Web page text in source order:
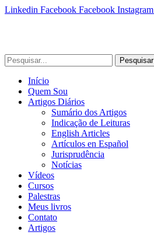
Linkedin Facebook Facebook Instagram
Pesquisar
Início
Quem Sou
Artigos Diários
Sumário dos Artigos
Indicação de Leituras
English Articles
Artículos en Español
Jurisprudência
Notícias
Vídeos
Cursos
Palestras
Meus livros
Contato
Artigos